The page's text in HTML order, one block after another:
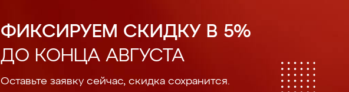
ФИКСИРУЕМ СКИДКУ В 5%
ДО КОНЦА АВГУСТА
Оставьте заявку сейчас, скидка сохранится.